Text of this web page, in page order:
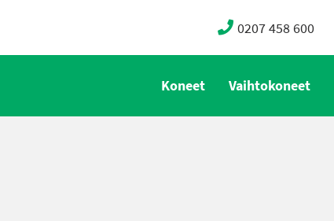
0207 458 600
Koneet Vaihtokoneet